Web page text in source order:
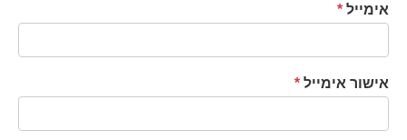
אימייל *
אישור אימייל *